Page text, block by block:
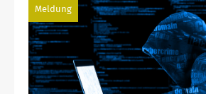
Meldung